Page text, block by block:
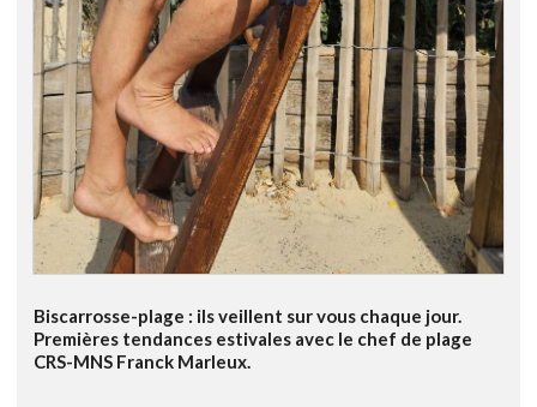
Biscarrosse-plage : ils veillent sur vous chaque jour.
Premières tendances estivales avec le chef de plage
CRS-MNS Franck Marleux.